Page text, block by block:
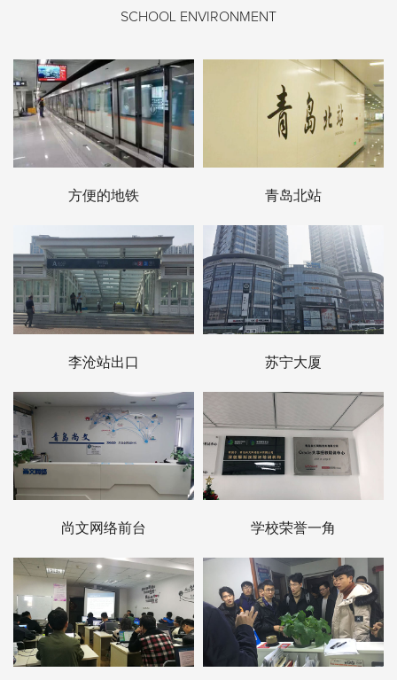
SCHOOL ENVIRONMENT
方便的地铁 青岛北站
李沧站出口 苏宁大厦
尚文网络前台 学校荣誉一角